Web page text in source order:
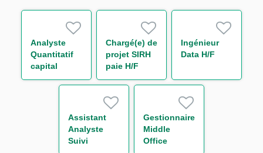
Analyste
Quantitatif
capital
économique
Chargé(e) de
projet SIRH
paie H/F
Ingénieur
Data H/F
Assistant
Analyste
Suivi
Gestionnaire
Middle
Office